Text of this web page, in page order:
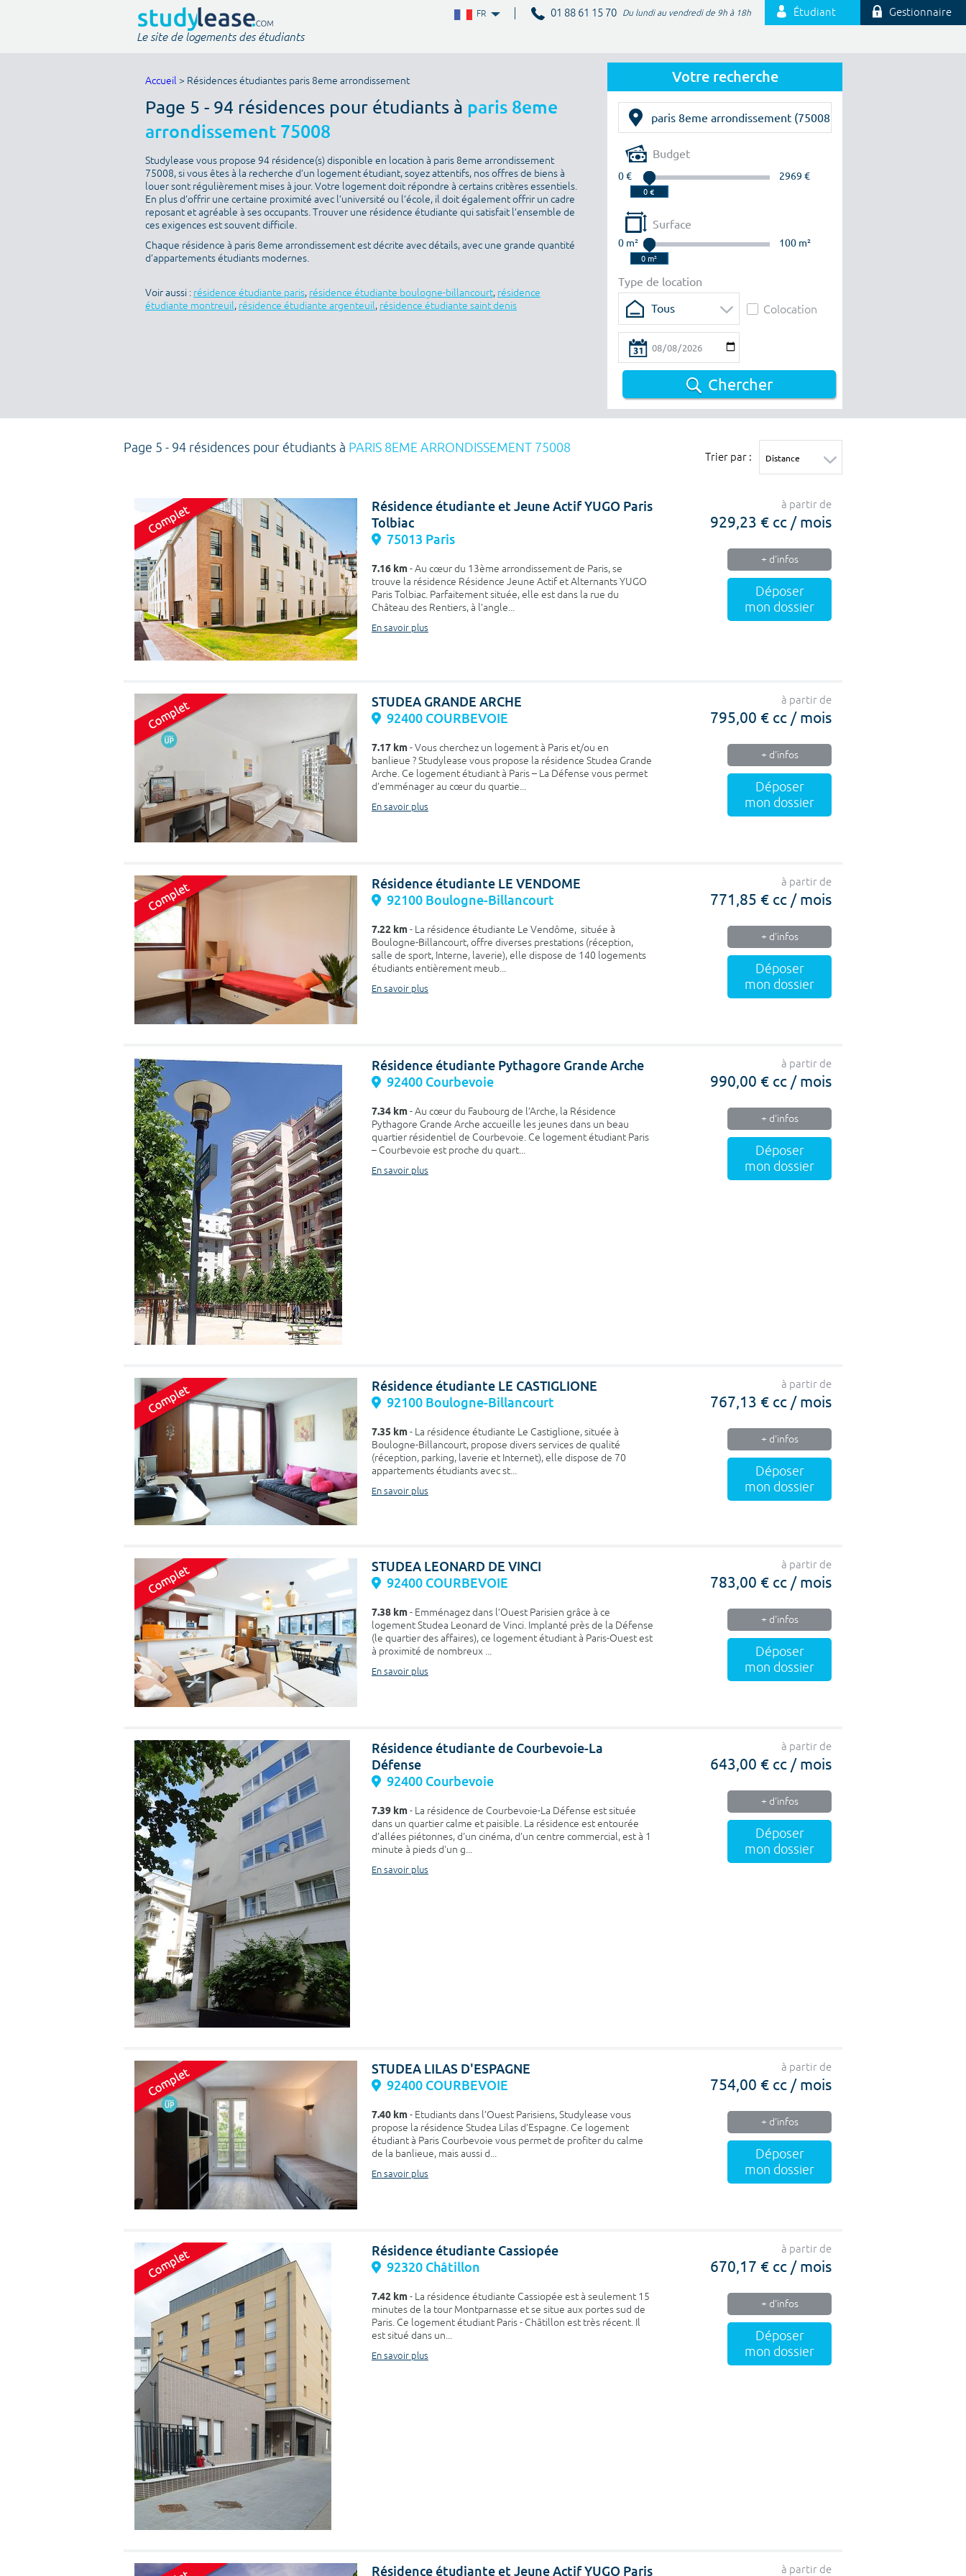
FR 01 88 61 15 70 Du lundi au vendredi de 9h à 18h Étudiant Gestionnaire
Le site de logements des étudiants
Votre recherche
Budget
0 € 2969 €
Surface
0 m² 100 m²
Type de location
Tous
Colocation
Chercher
Accueil > Résidences étudiantes paris 8eme arrondissement
Page 5 - 94 résidences pour étudiants à paris 8eme
arrondissement 75008
Studylease vous propose 94 résidence(s) disponible en location à paris 8eme arrondissement
75008, si vous êtes à la recherche d’un logement étudiant, soyez attentifs, nos offres de biens à
louer sont régulièrement mises à jour. Votre logement doit répondre à certains critères essentiels.
En plus d’offrir une certaine proximité avec l’université ou l’école, il doit également offrir un cadre
reposant et agréable à ses occupants. Trouver une résidence étudiante qui satisfait l’ensemble de
ces exigences est souvent difficile.
Chaque résidence à paris 8eme arrondissement est décrite avec détails, avec une grande quantité
d’appartements étudiants modernes.
Voir aussi : résidence étudiante paris, résidence étudiante boulogne-billancourt, résidence
étudiante montreuil, résidence étudiante argenteuil, résidence étudiante saint denis
Page 5 - 94 résidences pour étudiants à PARIS 8EME ARRONDISSEMENT 75008
Trier par :
Résidence étudiante et Jeune Actif YUGO Paris
Tolbiac
75013 Paris
7.16 km- Au cœur du 13ème arrondissement de Paris, se
trouve la résidence Résidence Jeune Actif et Alternants YUGO
Paris Tolbiac. Parfaitement située, elle est dans la rue du
Château des Rentiers, à l’angle...
En savoir plus
à partir de
929,23 € cc / mois
+ d'infos
Déposer
mon dossier
STUDEA GRANDE ARCHE
92400 COURBEVOIE
7.17 km- Vous cherchez un logement à Paris et/ou en
banlieue ? Studylease vous propose la résidence Studea Grande
Arche. Ce logement étudiant à Paris – La Défense vous permet
d’emménager au cœur du quartie...
En savoir plus
à partir de
795,00 € cc / mois
+ d'infos
Déposer
mon dossier
Résidence étudiante LE VENDOME
92100 Boulogne-Billancourt
7.22 km- La résidence étudiante Le Vendôme, située à
Boulogne-Billancourt, offre diverses prestations (réception,
salle de sport, Interne, laverie), elle dispose de 140 logements
étudiants entièrement meub...
En savoir plus
à partir de
771,85 € cc / mois
+ d'infos
Déposer
mon dossier
Résidence étudiante Pythagore Grande Arche
92400 Courbevoie
7.34 km- Au cœur du Faubourg de l’Arche, la Résidence
Pythagore Grande Arche accueille les jeunes dans un beau
quartier résidentiel de Courbevoie. Ce logement étudiant Paris
– Courbevoie est proche du quart...
En savoir plus
à partir de
990,00 € cc / mois
+ d'infos
Déposer
mon dossier
Résidence étudiante LE CASTIGLIONE
92100 Boulogne-Billancourt
7.35 km- La résidence étudiante Le Castiglione, située à
Boulogne-Billancourt, propose divers services de qualité
(réception, parking, laverie et Internet), elle dispose de 70
appartements étudiants avec st...
En savoir plus
à partir de
767,13 € cc / mois
+ d'infos
Déposer
mon dossier
STUDEA LEONARD DE VINCI
92400 COURBEVOIE
7.38 km- Emménagez dans l’Ouest Parisien grâce à ce
logement Studea Leonard de Vinci. Implanté près de la Défense
(le quartier des affaires), ce logement étudiant à Paris-Ouest est
à proximité de nombreux ...
En savoir plus
à partir de
783,00 € cc / mois
+ d'infos
Déposer
mon dossier
Résidence étudiante de Courbevoie-La
Défense
92400 Courbevoie
7.39 km- La résidence de Courbevoie-La Défense est située
dans un quartier calme et paisible. La résidence est entourée
d’allées piétonnes, d'un cinéma, d’un centre commercial, est à 1
minute à pieds d'un g...
En savoir plus
à partir de
643,00 € cc / mois
+ d'infos
Déposer
mon dossier
STUDEA LILAS D'ESPAGNE
92400 COURBEVOIE
7.40 km- Etudiants dans l’Ouest Parisiens, Studylease vous
propose la résidence Studea Lilas d’Espagne. Ce logement
étudiant à Paris Courbevoie vous permet de profiter du calme
de la banlieue, mais aussi d...
En savoir plus
à partir de
754,00 € cc / mois
+ d'infos
Déposer
mon dossier
Résidence étudiante Cassiopée
92320 Châtillon
7.42 km- La résidence étudiante Cassiopée est à seulement 15
minutes de la tour Montparnasse et se situe aux portes sud de
Paris. Ce logement étudiant Paris - Châtillon est très récent. Il
est situé dans un...
En savoir plus
à partir de
670,17 € cc / mois
+ d'infos
Déposer
mon dossier
Résidence étudiante et Jeune Actif YUGO Paris à partir de